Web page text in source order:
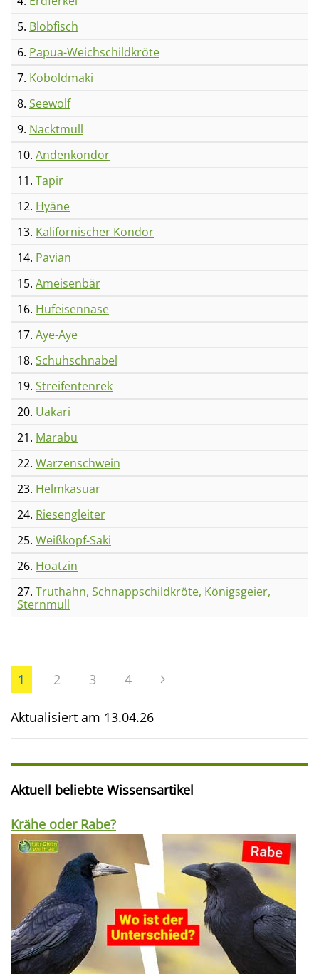
5. Blobfisch
6. Papua-Weichschildkröte
7. Koboldmaki
8. Seewolf
9. Nacktmull
10. Andenkondor
11. Tapir
12. Hyäne
13. Kalifornischer Kondor
14. Pavian
15. Ameisenbär
16. Hufeisennase
17. Aye-Aye
18. Schuhschnabel
19. Streifentenrek
20. Uakari
21. Marabu
22. Warzenschwein
23. Helmkasuar
24. Riesengleiter
25. Weißkopf-Saki
26. Hoatzin
27. Truthahn, Schnappschildkröte, Königsgeier,
Sternmull
1 2 3 4
Aktualisiert am 13.04.26
Aktuell beliebte Wissensartikel
Krähe oder Rabe?